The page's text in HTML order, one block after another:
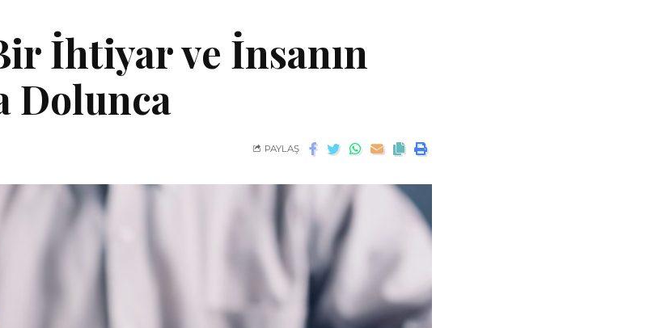
İhtiyar ve İnsanın
Dolunca
PAYLAŞ